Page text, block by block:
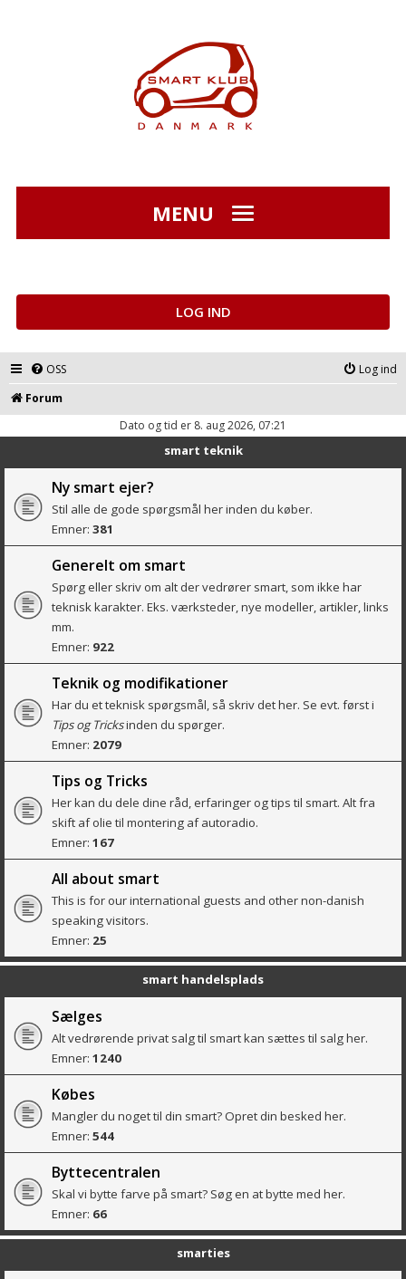
MENU
LOG IND
OSS
Log ind
Forum
Dato og tid er 8. aug 2026, 07:21
smart teknik
Ny smart ejer?
Stil alle de gode spørgsmål her inden du køber.
Emner: 381
Generelt om smart
Spørg eller skriv om alt der vedrører smart, som ikke har
teknisk karakter. Eks. værksteder, nye modeller, artikler, links
mm.
Emner: 922
Teknik og modifikationer
Har du et teknisk spørgsmål, så skriv det her. Se evt. først i
Tips og Tricksinden du spørger.
Emner: 2079
Tips og Tricks
Her kan du dele dine råd, erfaringer og tips til smart. Alt fra
skift af olie til montering af autoradio.
Emner: 167
All about smart
This is for our international guests and other non-danish
speaking visitors.
Emner: 25
smart handelsplads
Sælges
Alt vedrørende privat salg til smart kan sættes til salg her.
Emner: 1240
Købes
Mangler du noget til din smart? Opret din besked her.
Emner: 544
Byttecentralen
Skal vi bytte farve på smart? Søg en at bytte med her.
Emner: 66
smarties